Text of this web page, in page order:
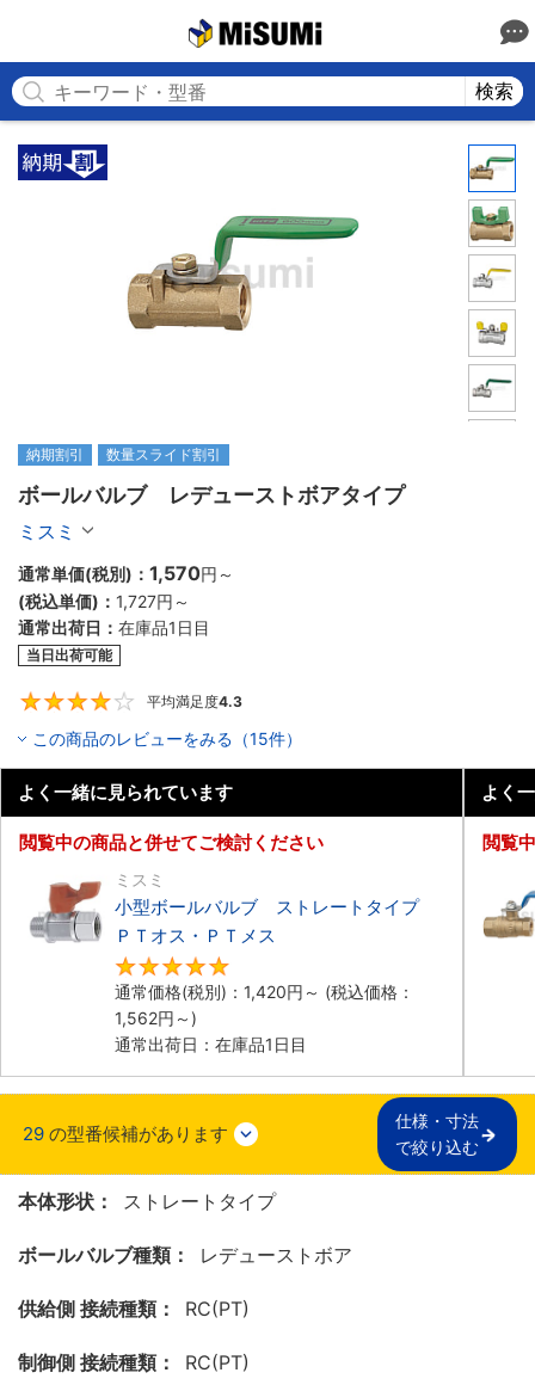
検索
納期割引 数量スライド割引
ボールバルブ　レデューストボアタイプ
ミスミ
通常単価(税別)： 1,570円 ～
(税込単価)： 1,727円 ～
通常出荷日： 在庫品1日目
当日出荷可能
平均満足度4.3
この商品のレビューをみる（15件）
よく一緒に見られています
閲覧中の商品と併せてご検討ください
ミスミ
小型ボールバルブ ストレートタイプ
ＰＴオス・ＰＴメス
通常価格(税別)： 1,420円 ～ (税込価格：
1,562円 ～)
通常出荷日：在庫品1日目
よく
閲覧
29 の型番候補があります
仕様・寸法
で絞り込む
本体形状： ストレートタイプ
ボールバルブ種類： レデューストボア
供給側 接続種類： RC(PT)
制御側 接続種類： RC(PT)